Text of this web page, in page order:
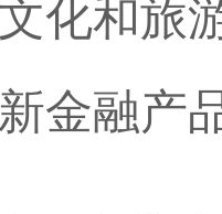
化和旅
金融产